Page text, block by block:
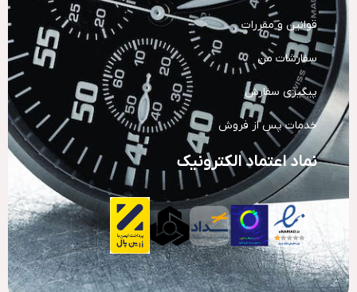
قوانین و مقررات
سفارشات من
پیگیری سفارش
خدمات پس از فروش
نماد اعتماد الکترونیک